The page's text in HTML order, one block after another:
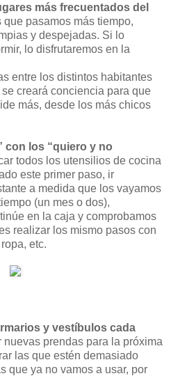
más frecuentados del
pasamos más tiempo,
y despejadas. Si lo
lo disfrutaremos en la
entre los distintos habitantes
creará conciencia para que
más, desde los más chicos
con los “quiero y no
todos los utensilios de cocina
este primer paso, ir
a medida que los vayamos
(un mes o dos),
en la caja y comprobamos
realizar los mismo pasos con
etc.
y vestíbulos cada
nuevas prendas para la próxima
las que estén demasiado
que ya no vamos a usar, por